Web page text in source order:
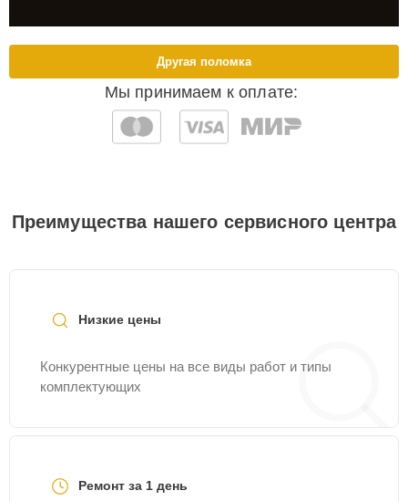
Мы принимаем к оплате:
Другая поломка
Преимущества нашего сервисного центра
Низкие цены
Конкурентные цены на все виды работ и типы
комплектующих
Ремонт за 1 день